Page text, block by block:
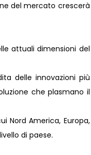
del mercato crescerà
attuali dimensioni del
delle innovazioni più
che plasmano il
Nord America, Europa,
di paese.